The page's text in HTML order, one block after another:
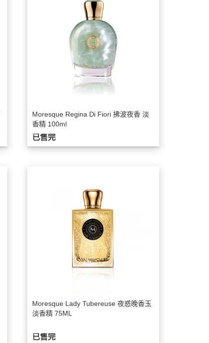
Moresque Regina Di Fiori 拂波夜香 淡
香精 100ml
已售完
Moresque Lady Tubereuse 夜惑晚香玉
淡香精 75ML
已售完